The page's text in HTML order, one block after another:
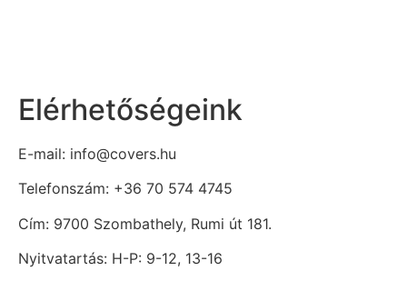
Elérhetőségeink
E-mail: info@covers.hu
Telefonszám: +36 70 574 4745
Cím: 9700 Szombathely, Rumi út 181.
Nyitvatartás: H-P: 9-12, 13-16